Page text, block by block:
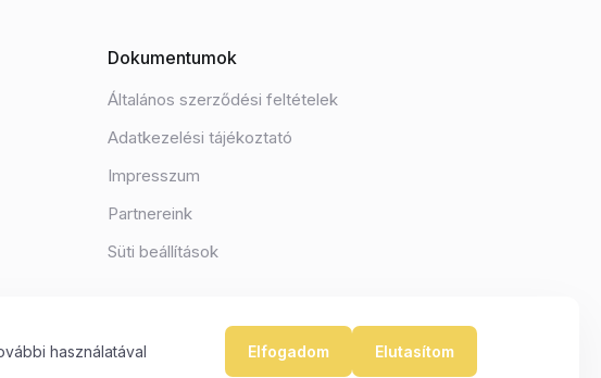
Dokumentumok
Általános szerződési feltételek
Adatkezelési tájékoztató
Impresszum
Partnereink
Süti beállítások
használatával
Elfogadom Elutasítom